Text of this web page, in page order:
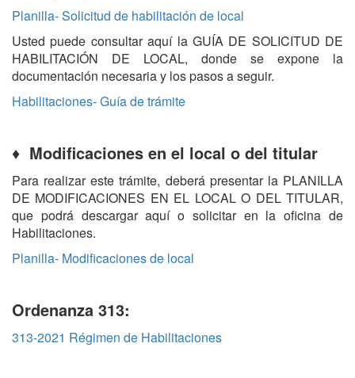
Planilla- Solicitud de habilitación de local
Usted puede consultar aquí la GUÍA DE SOLICITUD DE
HABILITACIÓN DE LOCAL, donde se expone la
documentación necesaria y los pasos a seguir.
Habilitaciones- Guía de trámite
♦ Modificaciones en el local o del titular
Para realizar este trámite, deberá presentar la PLANILLA
DE MODIFICACIONES EN EL LOCAL O DEL TITULAR,
que podrá descargar aquí o solicitar en la oficina de
Habilitaciones.
Planilla- Modificaciones de local
Ordenanza 313:
313-2021 Régimen de Habilitaciones